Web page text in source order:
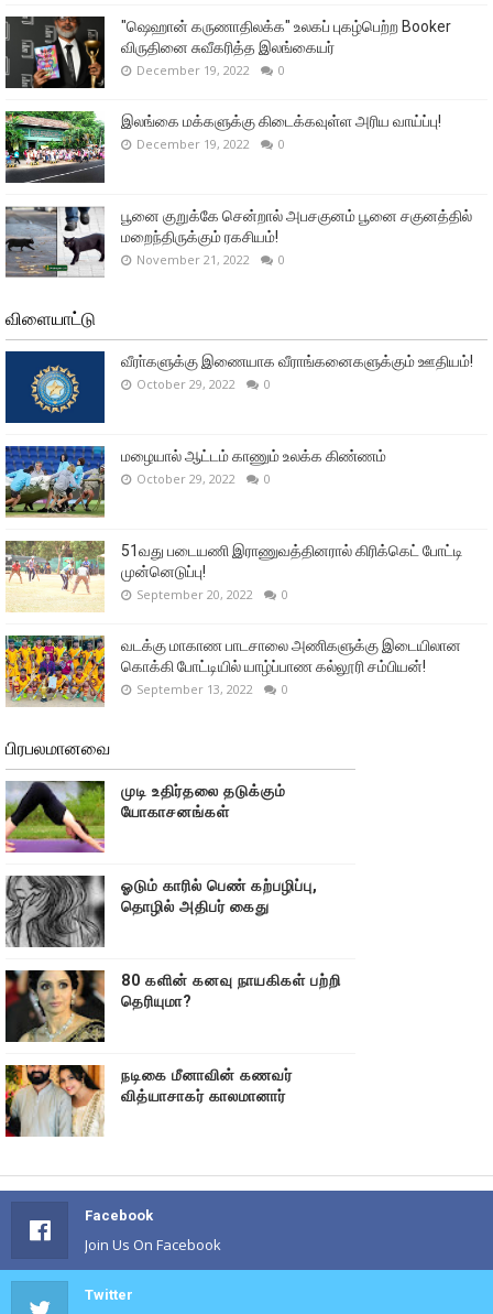
"ஷெஹான் கருணாதிலக்க" உலகப் புகழ்பெற்ற Booker
விருதினை சுவீகரித்த இலங்கையர்
December 19, 2022 0
இலங்கை மக்களுக்கு கிடைக்கவுள்ள அரிய வாய்ப்பு!
December 19, 2022 0
பூனை குறுக்கே சென்றால் அபசகுனம் பூனை சகுனத்தில்
மறைந்திருக்கும் ரகசியம்!
November 21, 2022 0
விளையாட்டு
வீரா்களுக்கு இணையாக வீராங்கனைகளுக்கும் ஊதியம்!
October 29, 2022 0
மழையால் ஆட்டம் காணும் உலக்க கிண்ணம்
October 29, 2022 0
51வது படையணி இராணுவத்தினரால் கிரிக்கெட் போட்டி
முன்னெடுப்பு!
September 20, 2022 0
வடக்கு மாகாண பாடசாலை அணிகளுக்கு இடையிலான
கொக்கி போட்டியில் யாழ்ப்பாண கல்லூரி சம்பியன்!
September 13, 2022 0
பிரபலமானவை
முடி உதிர்தலை தடுக்கும்
யோகாசனங்கள்
ஓடும் காரில் பெண் கற்பழிப்பு,
தொழில் அதிபர் கைது
80 களின் கனவு நாயகிகள் பற்றி
தெரியுமா?
நடிகை மீனாவின் கணவர்
வித்யாசாகர் காலமானார்
Facebook
Join Us On Facebook
Twitter